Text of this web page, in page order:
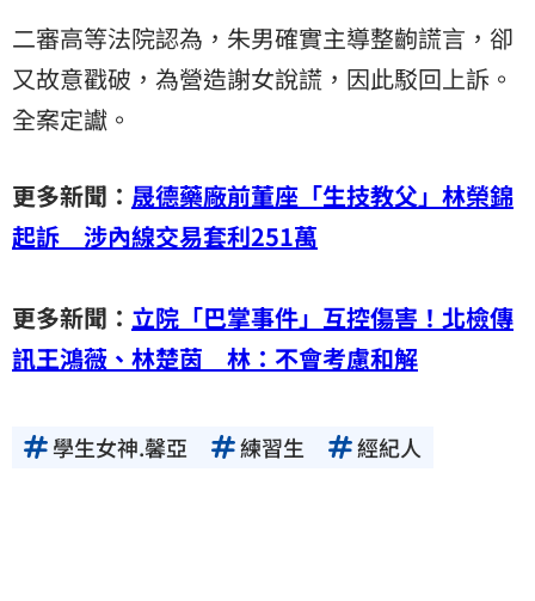
二審高等法院認為，朱男確實主導整齣謊言，卻
又故意戳破，為營造謝女說謊，因此駁回上訴。
全案定讞。
更多新聞： 晟德藥廠前董座「生技教父」林榮錦
起訴 涉內線交易套利251萬
更多新聞： 立院「巴掌事件」互控傷害！北檢傳
訊王鴻薇、林楚茵 林：不會考慮和解
學生女神.馨亞 練習生 經紀人